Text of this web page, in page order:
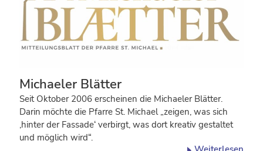
Michaeler Blätter
Seit Oktober 2006 erscheinen die Michaeler Blätter.
Darin möchte die Pfarre St. Michael „zeigen, was sich
‚hinter der Fassade‘ verbirgt, was dort kreativ gestaltet
und möglich wird“.